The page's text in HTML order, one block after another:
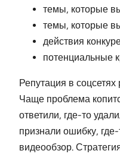
темы, которые
темы, которые
действия
потенциальные
Репутация в
Чаще проблема
ответили, где-то
признали ошибку,
видеообзор.